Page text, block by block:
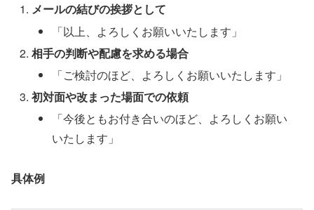
メールの結びの挨拶として
「以上、よろしくお願いいたします」
相手の判断や配慮を求める場合
「ご検討のほど、よろしくお願いいたします」
初対面や改まった場面での依頼
「今後ともお付き合いのほど、よろしくお願い
いたします」
具体例